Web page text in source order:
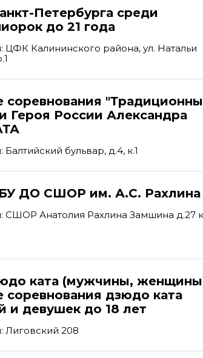
Петербурга среди
до 21 года
Калининского района, ул. Натальи
соревнования
Героя России Александра
бульвар, д.4, к.1
ДО СШОР им. А.С. Рахлина
СШОР Анатолия Рахлина Замшина д.27
ката (мужчины,
соревнования дзюдо ката
и девушек до 18 лет
Лиговский 208